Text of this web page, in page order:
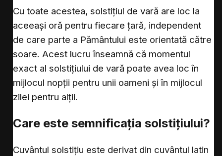
Cu toate acestea, solstițiul de vară are loc la
aceeași oră pentru fiecare țară, independent
de care parte a Pământului este orientată către
soare. Acest lucru înseamnă că momentul
exact al solstițiului de vară poate avea loc în
mijlocul nopții pentru unii oameni și în mijlocul
zilei pentru alții.
Care este semnificația solstițiului?
Cuvântul solstițiu este derivat din cuvântul latin